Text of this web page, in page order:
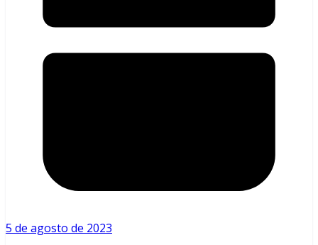
5 de agosto de 2023